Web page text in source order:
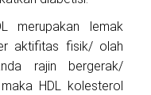
merupakan lemak
aktifitas fisik/ olah
rajin bergerak/
HDL kolesterol